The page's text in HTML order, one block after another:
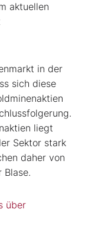
aktuellen
in der
sich diese
liegt
Sektor stark
daher von
Blase.
über